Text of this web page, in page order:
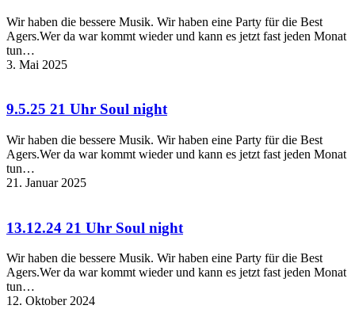
Wir haben die bessere Musik. Wir haben eine Party für die Best
Agers.Wer da war kommt wieder und kann es jetzt fast jeden Monat
tun…
3. Mai 2025
9.5.25 21 Uhr Soul night
Wir haben die bessere Musik. Wir haben eine Party für die Best
Agers.Wer da war kommt wieder und kann es jetzt fast jeden Monat
tun…
21. Januar 2025
13.12.24 21 Uhr Soul night
Wir haben die bessere Musik. Wir haben eine Party für die Best
Agers.Wer da war kommt wieder und kann es jetzt fast jeden Monat
tun…
12. Oktober 2024